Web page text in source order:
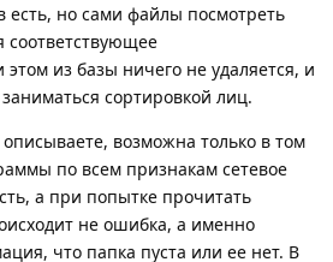
есть, но сами файлы посмотреть
соответствующее
из базы ничего не удаляется, и
сортировкой лиц.
возможна только в том
по всем признакам сетевое
а при попытке прочитать
не ошибка, а именно
что папка пуста или ее нет. В